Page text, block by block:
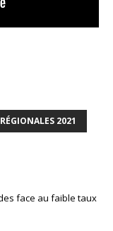
2021
face au faible taux